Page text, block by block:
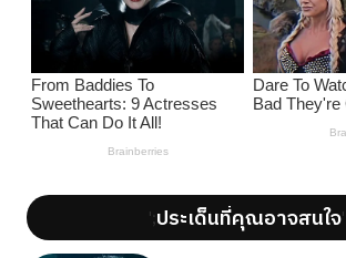
';ประเด็นที่คุณอาจสนใจ